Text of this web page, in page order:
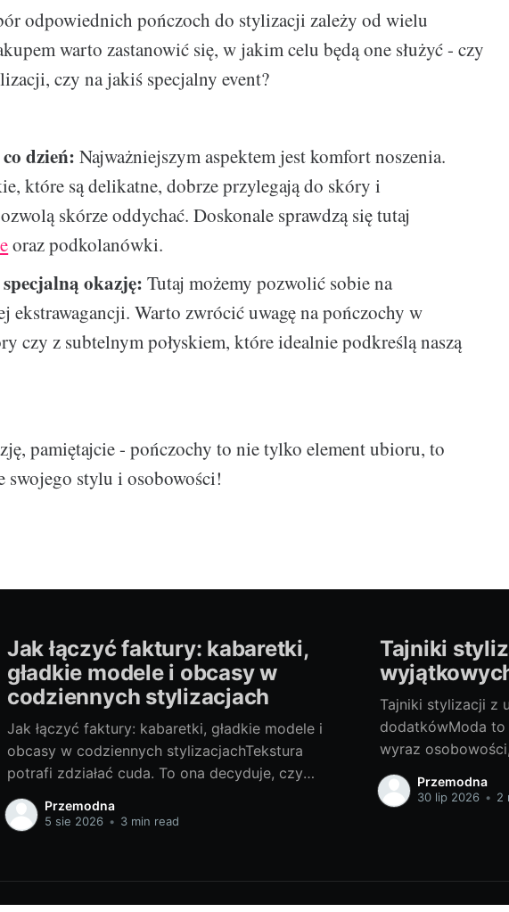
odpowiednich pończoch do stylizacji zależy od wielu
warto zastanowić się, w jakim celu będą one służyć - czy
czy na jakiś specjalny event?
dzień: Najważniejszym aspektem jest komfort noszenia.
które są delikatne, dobrze przylegają do skóry i
skórze oddychać. Doskonale sprawdzą się tutaj
oraz podkolanówki.
okazję: Tutaj możemy pozwolić sobie na
ekstrawagancji. Warto zwrócić uwagę na pończochy w
czy z subtelnym połyskiem, które idealnie podkreślą naszą
pamiętajcie - pończochy to nie tylko element ubioru, to
swojego stylu i osobowości!
Jak łączyć faktury: kabaretki,
gładkie modele i obcasy w
codziennych stylizacjach
Jak łączyć faktury: kabaretki, gładkie modele i
obcasy w codziennych stylizacjachTekstura
potrafi zdziałać cuda. To ona decyduje, czy
stylizacja wygląda lekko, zadziornie, czy
elegancko. Kabaretki dodają charakteru,
pewność siebie. Brzmi wieczorowo? Spokojnie
— te elementy świetnie sprawdzają się także
Przemodna
5 sie 2026 • 3 min read
Tajniki
Tajniki stylizacji z
dodatkówModa to
wyraz
do świata i
swojej
wprowadzenie do
Przemodna
30 lip 2026 • 2